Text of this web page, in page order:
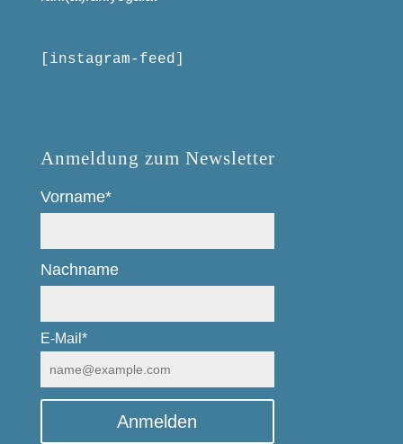
[instagram-feed]
Anmeldung zum Newsletter
Vorname*
Nachname
E-Mail*
Anmelden